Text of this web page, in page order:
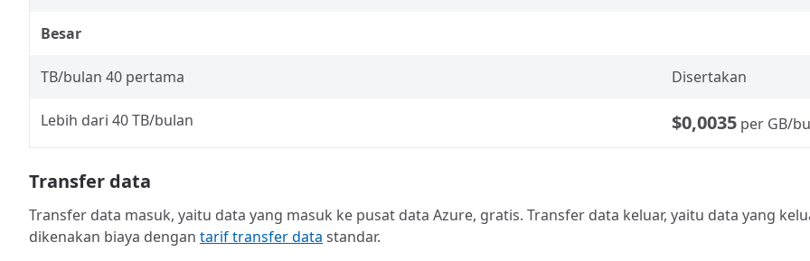
Besar
TB/bulan 40 pertama Disertakan
Lebih dari 40 TB/bulan $0,0035 per GB/
Transfer data
Transfer data masuk, yaitu data yang masuk ke pusat data Azure, gratis. Transfer data keluar, yaitu data yang
dikenakan biaya dengan tarif transfer data standar.